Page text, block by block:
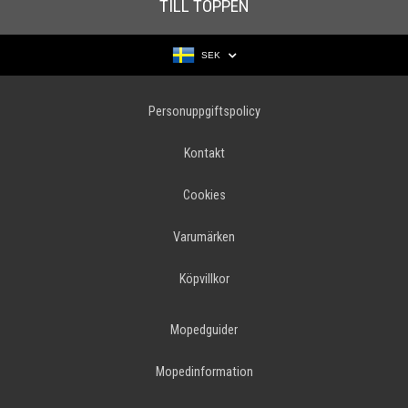
TILL TOPPEN
SEK
Personuppgiftspolicy
Kontakt
Cookies
Varumärken
Köpvillkor
Mopedguider
Mopedinformation